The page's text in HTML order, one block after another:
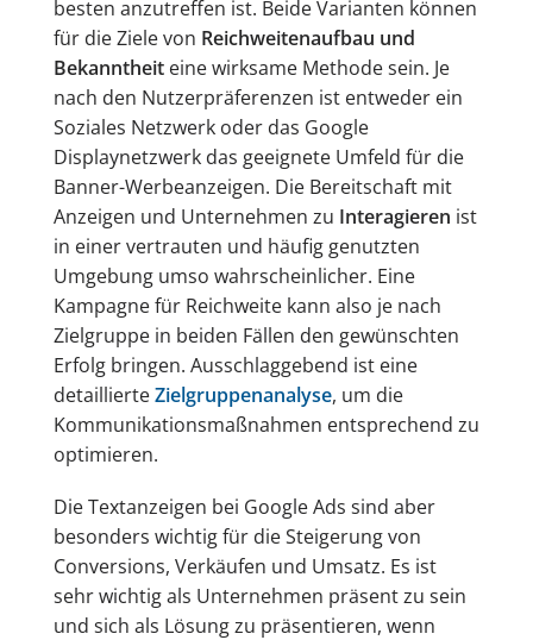
besten anzutreffen ist. Beide Varianten können
für die Ziele von Reichweitenaufbau und
Bekanntheiteine wirksame Methode sein. Je
nach den Nutzerpräferenzen ist entweder ein
Soziales Netzwerk oder das Google
Displaynetzwerk das geeignete Umfeld für die
Banner-Werbeanzeigen. Die Bereitschaft mit
Anzeigen und Unternehmen zu Interagieren ist
in einer vertrauten und häufig genutzten
Umgebung umso wahrscheinlicher. Eine
Kampagne für Reichweite kann also je nach
Zielgruppe in beiden Fällen den gewünschten
Erfolg bringen. Ausschlaggebend ist eine
detaillierteZielgruppenanalyse, um die
Kommunikationsmaßnahmen entsprechend zu
optimieren.
Die Textanzeigen bei Google Ads sind aber
besonders wichtig für die Steigerung von
Conversions, Verkäufen und Umsatz. Es ist
sehr wichtig als Unternehmen präsent zu sein
und sich als Lösung zu präsentieren, wenn